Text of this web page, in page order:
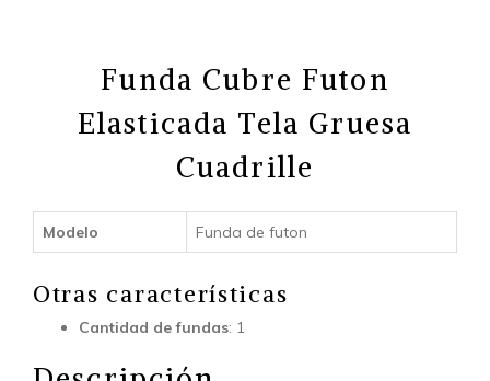
Funda Cubre Futon
Elasticada Tela Gruesa
Cuadrille
Modelo Funda de futon
Otras características
Cantidad de fundas: 1